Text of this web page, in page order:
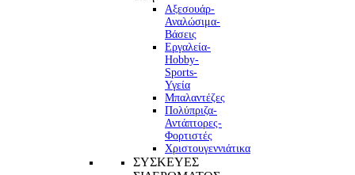
Αξεσουάρ-
Αναλώσιμα-
Βάσεις
Εργαλεία-
Hobby-
Sports-
Υγεία
Μπαλαντέζες
Πολύπριζα-
Αντάπτορες-
Φορτιστές
Χριστουγεννιάτικα
ΣΥΣΚΕΥΕΣ